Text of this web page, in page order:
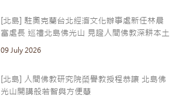
[北島] 駐奧克蘭台北經濟文化辦事處新任林晨
富處長 巡禮北島佛光山 見證人間佛教深耕本土
09 July 2026
[北島] 人間佛教研究院榮譽教授程恭讓 北島佛
光山開講般若智與方便慧